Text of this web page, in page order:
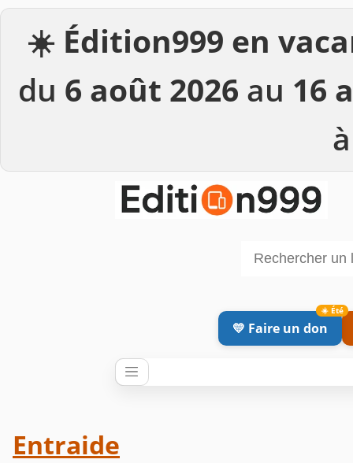
☀️ Édition999 en
du 6 août 2026 au 16
💛 Faire un don
Entraide